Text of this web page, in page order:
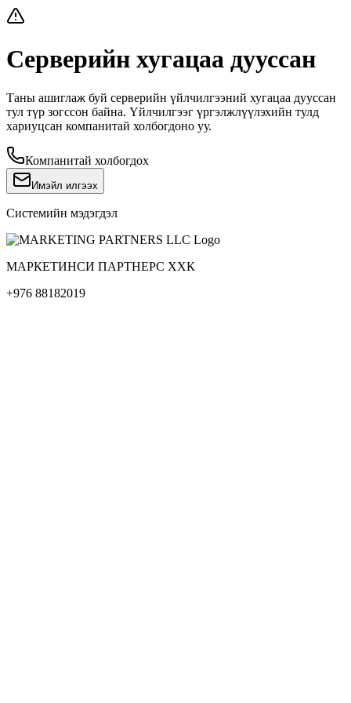
Серверийн хугацаа дууссан
Таны ашиглаж буй серверийн үйлчилгээний хугацаа дууссан
тул түр зогссон байна. Үйлчилгээг үргэлжлүүлэхийн тулд
хариуцсан компанитай холбогдоно уу.
Компанитай холбогдох
Имэйл илгээх
Системийн мэдэгдэл
МАРКЕТИНСИ ПАРТНЕРС ХХК
+976 88182019